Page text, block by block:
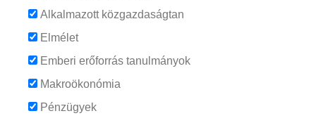
Alkalmazott közgazdaságtan
Elmélet
Emberi erőforrás tanulmányok
Makroökonómia
Pénzügyek